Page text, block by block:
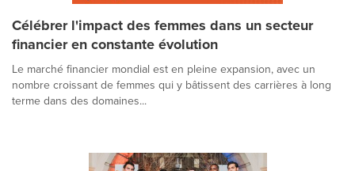
Célébrer l'impact des femmes dans un secteur
financier en constante évolution
Le marché financier mondial est en pleine expansion, avec un
nombre croissant de femmes qui y bâtissent des carrières à long
terme dans des domaines...